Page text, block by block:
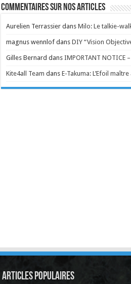
Commentaires sur nos articles
Aurelien Terrassier dansMilo: Le talkie-
magnus wennlof dansDIY “Vision
Gilles Bernard dansIMPORTANT NOTICE –
Kite4all Team dansE-Takuma: L’Efoil
Articles Populaires